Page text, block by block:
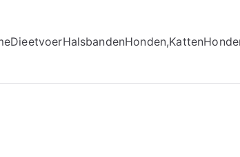
DieetvoerHalsbandenHonden,Katten